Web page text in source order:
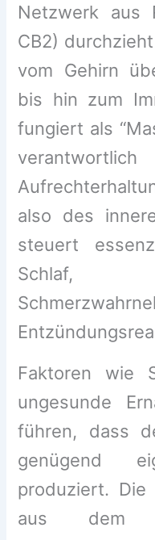
Netzwerk aus
CB2)
vom Gehirn
bis hin zum
fungiert als
also des
steuert
Schlaf,
Faktoren wie
ungesunde
führen, dass
genügend
produziert. Die
aus dem